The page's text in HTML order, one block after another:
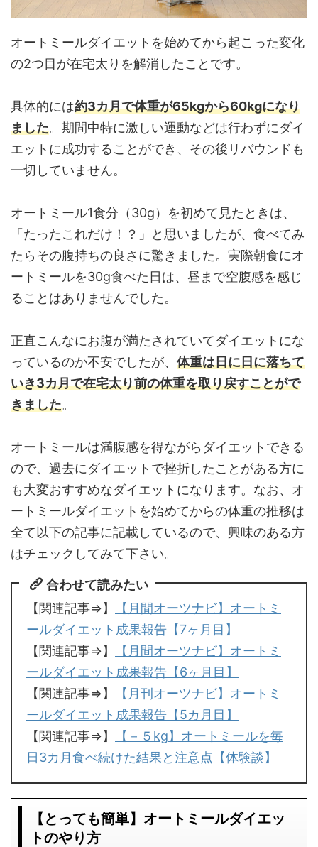
オートミールダイエットを始めてから起こった変化
の2つ目が在宅太りを解消したことです。
具体的には約3カ月で体重が65kgから60kgになり
ました。期間中特に激しい運動などは行わずにダイ
エットに成功することができ、その後リバウンドも
一切していません。
オートミール1食分（30g）を初めて見たときは、
「たったこれだけ！？」と思いましたが、食べてみ
たらその腹持ちの良さに驚きました。実際朝食にオ
ートミールを30g食べた日は、昼まで空腹感を感じ
ることはありませんでした。
正直こんなにお腹が満たされていてダイエットにな
っているのか不安でしたが、 体重は日に日に落ちて
いき3カ月で在宅太り前の体重を取り戻すことがで
きました。
オートミールは満腹感を得ながらダイエットできる
ので、過去にダイエットで挫折したことがある方に
も大変おすすめなダイエットになります。なお、オ
ートミールダイエットを始めてからの体重の推移は
全て以下の記事に記載しているので、興味のある方
はチェックしてみて下さい。
合わせて読みたい
【関連記事⇒】
【月間オーツナビ】オートミ
ールダイエット成果報告【7ヶ月目】
【関連記事⇒】
【月間オーツナビ】オートミ
ールダイエット成果報告【6ヶ月目】
【関連記事⇒】
【月刊オーツナビ】オートミ
ールダイエット成果報告【5カ月目】
【関連記事⇒】
【－５kg】オートミールを毎
日3カ月食べ続けた結果と注意点【体験談】
【とっても簡単】オートミールダイエッ
トのやり方